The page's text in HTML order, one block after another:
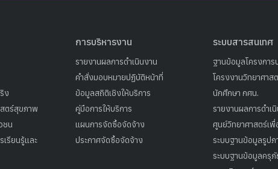
ง
ตร์สุขภาพ
ชน
เรียนรู้และ
การบริหารงาน
รายงานผลการดำเนินงาน
คำสั่งมอบหมายปฏิบัติหน้าที่
ข้อมูลสถิติเชิงให้บริการ
คู่มือการให้บริการ
แผนการจัดซื้อจัดจ้าง
ประกาศจัดซื้อจัดจ้าง
ระบบสารสนเทศ
ฐานข้อมูลโครงการ
โครงงานวิทยาศาส
นักศึกษา กศน.
รายงานผลการดำเ
ศูนย์วิทยาศาสตร์เพื่
ระบบฐานข้อมูลรูปภ
ระบบฐานข้อมูลครุ